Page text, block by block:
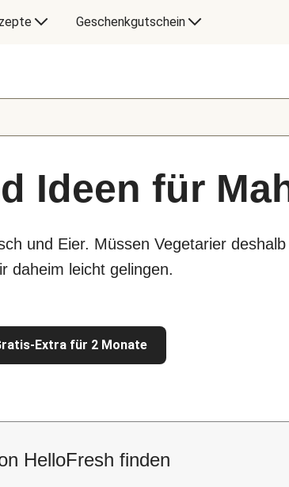
Geschenkgutschein
Ideen für
und Eier. Müssen Vegetarier
daheim leicht gelingen.
Extra für 2 Monate
HelloFresh finden